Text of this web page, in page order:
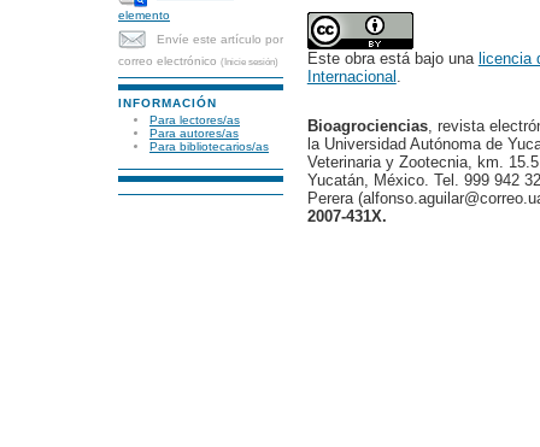
elemento
Envíe este artículo por
correo electrónico (Inicie sesión)
INFORMACIÓN
Para lectores/as
Para autores/as
Para bibliotecarios/as
Este obra está bajo una licencia
Internacional
Bioagrociencias, revista
la Universidad Autónoma de
Veterinaria y Zootecnia, km.
Yucatán, México. Tel. 999 942
Perera
2007-431X.